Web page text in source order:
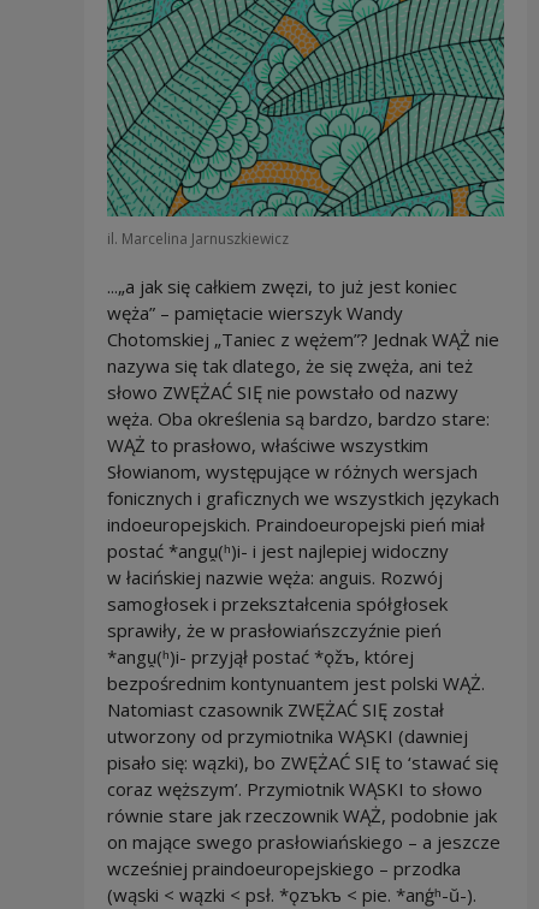
il. Marcelina Jarnuszkiewicz
...„a jak się całkiem zwęzi, to już jest koniec
węża” – pamiętacie wierszyk Wandy
Chotomskiej „Taniec z wężem”? Jednak WĄŻ nie
nazywa się tak dlatego, że się zwęża, ani też
słowo ZWĘŻAĆ SIĘ nie powstało od nazwy
węża. Oba określenia są bardzo, bardzo stare:
WĄŻ to prasłowo, właściwe wszystkim
Słowianom, występujące w różnych wersjach
fonicznych i graficznych we wszystkich językach
indoeuropejskich. Praindoeuropejski pień miał
postać *angṷ(ʰ)i- i jest najlepiej widoczny
w łacińskiej nazwie węża: anguis. Rozwój
samogłosek i przekształcenia spółgłosek
sprawiły, że w prasłowiańszczyźnie pień
*angṷ(ʰ)i- przyjął postać *ǫžъ, której
bezpośrednim kontynuantem jest polski WĄŻ.
Natomiast czasownik ZWĘŻAĆ SIĘ został
utworzony od przymiotnika WĄSKI (dawniej
pisało się: wązki), bo ZWĘŻAĆ SIĘ to ‘stawać się
coraz węższym’. Przymiotnik WĄSKI to słowo
równie stare jak rzeczownik WĄŻ, podobnie jak
on mające swego prasłowiańskiego – a jeszcze
wcześniej praindoeuropejskiego – przodka
(wąski < wązki < psł. *ǫzъkъ < pie. *anģʰ-ŭ-).